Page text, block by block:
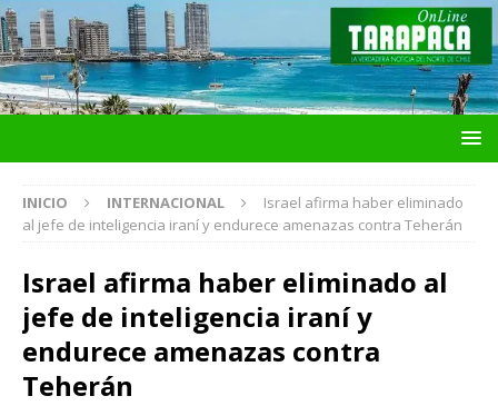
INICIO INTERNACIONAL
Israel afirma haber eliminado
al jefe de inteligencia iraní y endurece amenazas contra Teherán
Israel afirma haber eliminado al
jefe de inteligencia iraní y
endurece amenazas contra
Teherán